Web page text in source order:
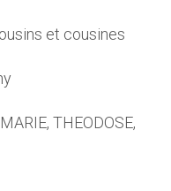
et cousines
THEODOSE,